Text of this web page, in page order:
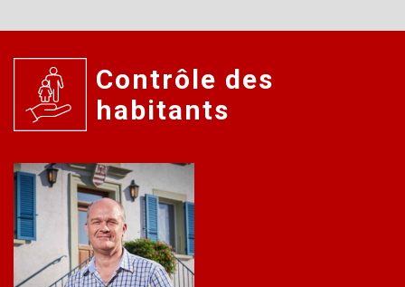
Contrôle des
habitants